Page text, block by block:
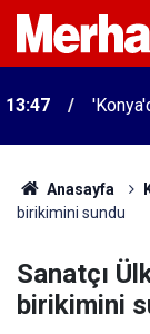
13:47
Anasayfa
birikimini sundu
Sanatçı
birikimini